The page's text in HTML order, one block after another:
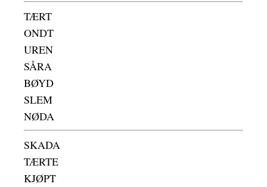
TÆRT
ONDT
UREN
SÅRA
BØYD
SLEM
NØDA
SKADA
TÆRTE
KJØPT